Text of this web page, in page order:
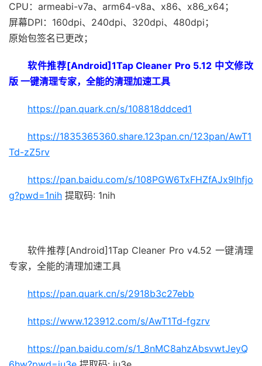
CPU：armeabi-v7a、arm64-v8a、x86、x86_x64；
屏幕DPI：160dpi、240dpi、320dpi、480dpi；
原始包签名已更改；
软件推荐[Android]1Tap Cleaner Pro 5.12 中文修改
版 一键清理专家，全能的清理加速工具
https://pan.quark.cn/s/108818ddced1
https://1835365360.share.123pan.cn/123pan/AwT1
Td-zZ5rv
https://pan.baidu.com/s/108PGW6TxFHZfAJx9lhfjo
g?pwd=1nih 提取码: 1nih
软件推荐[Android]1Tap Cleaner Pro v4.52 一键清理
专家，全能的清理加速工具
https://pan.quark.cn/s/2918b3c27ebb
https://www.123912.com/s/AwT1Td-fgzrv
https://pan.baidu.com/s/1_8nMC8ahzAbsvwtJeyQ